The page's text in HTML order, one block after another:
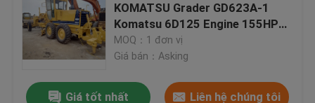
KOMATSU Grader GD623A-1
Komatsu 6D125 Engine 155HP
Tình trạng tốt
MOQ：1 đơn vị
Giá bán：Asking
Giá tốt nhất Liên hệ chúng tôi